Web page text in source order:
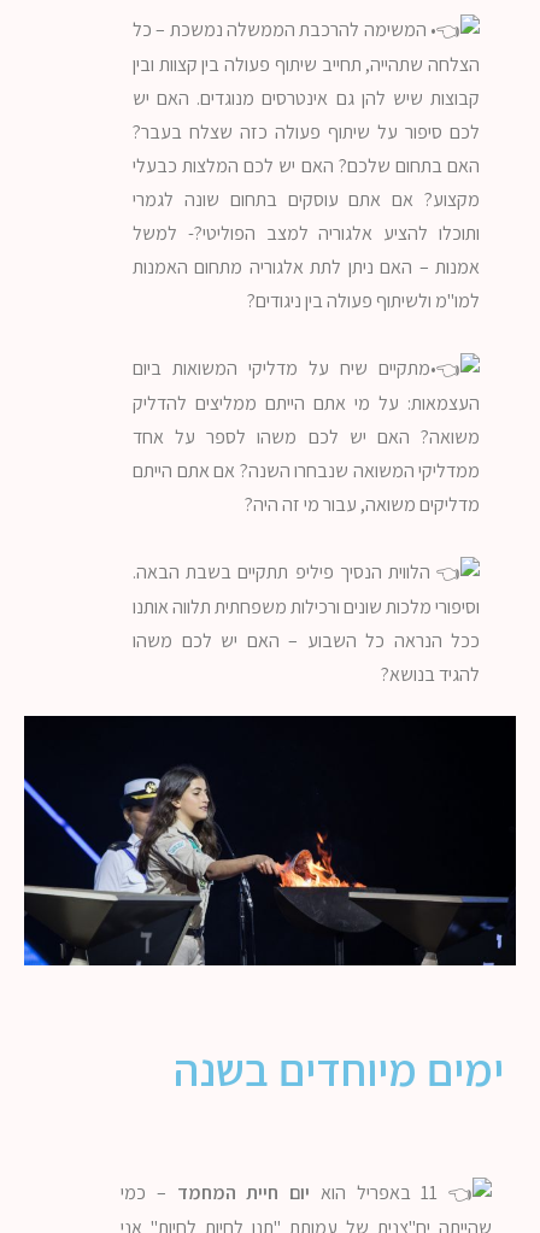
• המשימה להרכבת הממשלה נמשכת – כל
הצלחה שתהייה, תחייב שיתוף פעולה בין קצוות ובין
קבוצות שיש להן גם אינטרסים מנוגדים. האם יש
לכם סיפור על שיתוף פעולה כזה שצלח בעבר?
האם בתחום שלכם? האם יש לכם המלצות כבעלי
מקצוע? אם אתם עוסקים בתחום שונה לגמרי
ותוכלו להציע אלגוריה למצב הפוליטי?- למשל
אמנות – האם ניתן לתת אלגוריה מתחום האמנות
למו"מ ולשיתוף פעולה בין ניגודים?
•מתקיים שיח על מדליקי המשואות ביום
העצמאות: על מי אתם הייתם ממליצים להדליק
משואה? האם יש לכם משהו לספר על אחד
ממדליקי המשואה שנבחרו השנה? אם אתם הייתם
מדליקים משואה, עבור מי זה היה?
הלווית הנסיך פיליפ תתקיים בשבת הבאה.
וסיפורי מלכות שונים ורכילות משפחתית תלווה אותנו
ככל הנראה כל השבוע – האם יש לכם משהו
להגיד בנושא?
ימים מיוחדים בשנה
יום חיית המחמד – כמי
שהייתה יח"צנית של עמותת "תנו לחיות לחיות" אני